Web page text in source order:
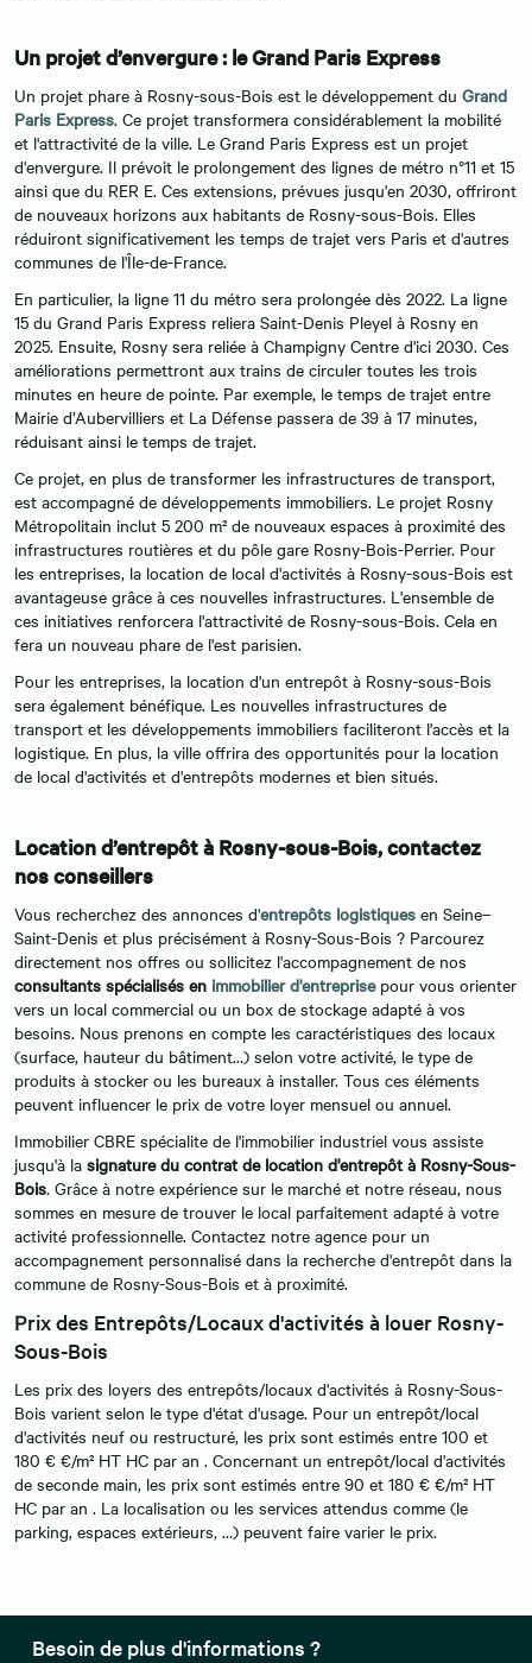
Un projet d’envergure : le Grand Paris Express
Un projet phare à Rosny-sous-Bois est le développement du Grand
Paris Express. Ce projet transformera considérablement la mobilité
et l'attractivité de la ville. Le Grand Paris Express est un projet
d'envergure. Il prévoit le prolongement des lignes de métro n°11 et 15
ainsi que du RER E. Ces extensions, prévues jusqu'en 2030, offriront
de nouveaux horizons aux habitants de Rosny-sous-Bois. Elles
réduiront significativement les temps de trajet vers Paris et d'autres
communes de l'Île-de-France.
En particulier, la ligne 11 du métro sera prolongée dès 2022. La ligne
15 du Grand Paris Express reliera Saint-Denis Pleyel à Rosny en
2025. Ensuite, Rosny sera reliée à Champigny Centre d'ici 2030. Ces
améliorations permettront aux trains de circuler toutes les trois
minutes en heure de pointe. Par exemple, le temps de trajet entre
Mairie d’Aubervilliers et La Défense passera de 39 à 17 minutes,
réduisant ainsi le temps de trajet.
Ce projet, en plus de transformer les infrastructures de transport,
est accompagné de développements immobiliers. Le projet Rosny
Métropolitain inclut 5 200 m² de nouveaux espaces à proximité des
infrastructures routières et du pôle gare Rosny-Bois-Perrier. Pour
les entreprises, la location de local d'activités à Rosny-sous-Bois est
avantageuse grâce à ces nouvelles infrastructures. L'ensemble de
ces initiatives renforcera l'attractivité de Rosny-sous-Bois. Cela en
fera un nouveau phare de l'est parisien.
Pour les entreprises, la location d'un entrepôt à Rosny-sous-Bois
sera également bénéfique. Les nouvelles infrastructures de
transport et les développements immobiliers faciliteront l'accès et la
logistique. En plus, la ville offrira des opportunités pour la location
de local d'activités et d'entrepôts modernes et bien situés.
Location d’entrepôt à Rosny-sous-Bois, contactez
nos conseillers
Vous recherchez des annonces d'entrepôts logistiques en Seine–
Saint-Denis et plus précisément à Rosny-Sous-Bois ? Parcourez
directement nos offres ou sollicitez l'accompagnement de nos
consultants spécialisés en immobilier d'entreprise pour vous orienter
vers un local commercial ou un box de stockage adapté à vos
besoins. Nous prenons en compte les caractéristiques des locaux
(surface, hauteur du bâtiment…) selon votre activité, le type de
produits à stocker ou les bureaux à installer. Tous ces éléments
peuvent influencer le prix de votre loyer mensuel ou annuel.
Immobilier CBRE spécialite de l'immobilier industriel vous assiste
jusqu'à la signature du contrat de location d'entrepôt à Rosny-Sous-
Bois. Grâce à notre expérience sur le marché et notre réseau, nous
sommes en mesure de trouver le local parfaitement adapté à votre
activité professionnelle. Contactez notre agence pour un
accompagnement personnalisé dans la recherche d'entrepôt dans la
commune de Rosny-Sous-Bois et à proximité.
Prix des Entrepôts/Locaux d'activités à louer Rosny-
Sous-Bois
Les prix des loyers des entrepôts/locaux d'activités à Rosny-Sous-
Bois varient selon le type d'état d'usage. Pour un entrepôt/local
d'activités neuf ou restructuré, les prix sont estimés entre 100 et
180 € €/m² HT HC par an . Concernant un entrepôt/local d'activités
de seconde main, les prix sont estimés entre 90 et 180 € €/m² HT
HC par an . La localisation ou les services attendus comme (le
parking, espaces extérieurs, …) peuvent faire varier le prix.
Besoin de plus d'informations ?